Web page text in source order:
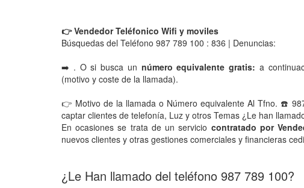
👉 Vendedor Teléfonico Wifi y moviles
Búsquedas del Teléfono 987 789 100 : 836 | Denuncias:
➡️ . O si busca un número equivalente gratis: a
(motivo y coste de la llamada).
👉 Motivo de la llamada o Número equivalente Al Tfno. ☎️
captar clientes de telefonía, Luz y otros Temas ¿Le han
En ocasiones se trata de un servicio contratado por
nuevos clientes y otras gestiones comerciales y financieras
¿Le Han llamado del teléfono 987 789 100?